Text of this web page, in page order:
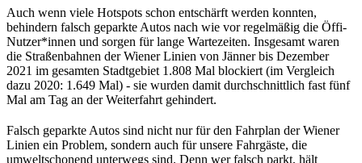
Auch wenn viele Hotspots schon entschärft werden konnten,
behindern falsch geparkte Autos nach wie vor regelmäßig die Öffi-
Nutzer*innen und sorgen für lange Wartezeiten. Insgesamt waren
die Straßenbahnen der Wiener Linien von Jänner bis Dezember
2021 im gesamten Stadtgebiet 1.808 Mal blockiert (im Vergleich
dazu 2020: 1.649 Mal) - sie wurden damit durchschnittlich fast fünf
Mal am Tag an der Weiterfahrt gehindert.
Falsch geparkte Autos sind nicht nur für den Fahrplan der Wiener
Linien ein Problem, sondern auch für unsere Fahrgäste, die
umweltschonend unterwegs sind. Denn wer falsch parkt, hält